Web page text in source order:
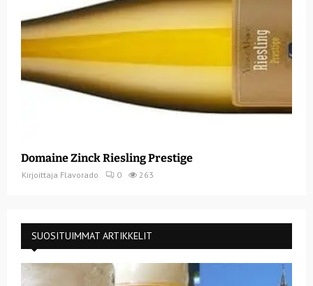
Domaine Zinck Riesling Prestige
Kirjoittaja Flavorado 0 263
SUOSITUIMMAT ARTIKKELIT